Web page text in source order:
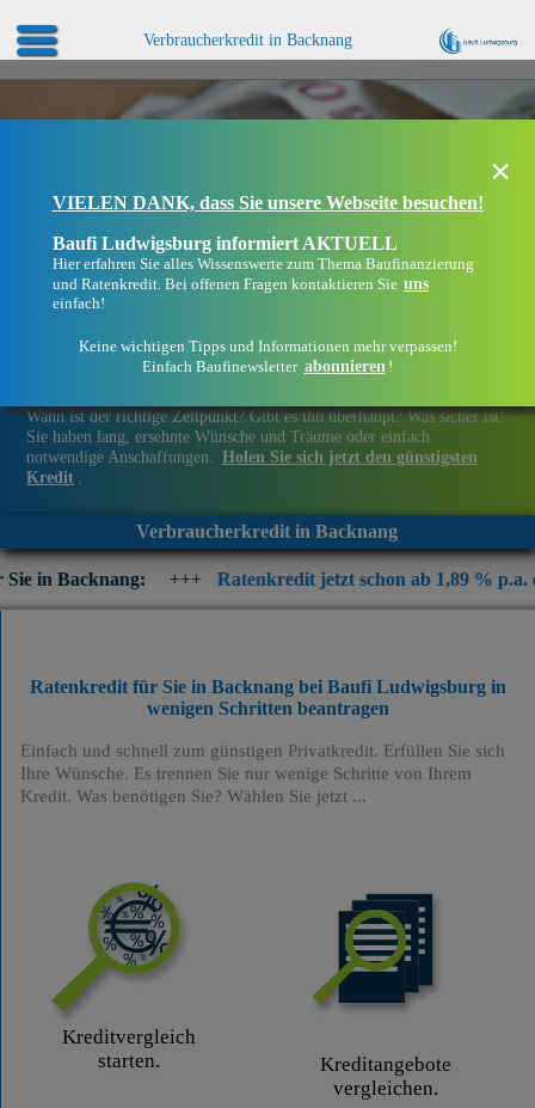
Verbraucherkredit in Backnang
Wann ist der richtige Zeitpunkt? Gibt es ihn überhaupt? Was sicher ist!
Sie haben lang, ersehnte Wünsche und Träume oder einfach
notwendige Anschaffungen. Holen Sie sich jetzt den günstigsten
Kredit .
Verbraucherkredit in Backnang
+++ Ratenkredit jetzt schon ab 1,89 % p.a. eff.
×
VIELEN DANK, dass Sie unsere Webseite besuchen!
Baufi Ludwigsburg informiert AKTUELL
Hier erfahren Sie alles Wissenswerte zum Thema Baufinanzierung
und Ratenkredit. Bei offenen Fragen kontaktieren Sie uns
einfach!
Keine wichtigen Tipps und Informationen mehr verpassen!
Einfach Baufinewsletter abonnieren !
Ratenkredit für Sie in Backnang bei Baufi Ludwigsburgin
wenigen Schritten beantragen
Einfach und schnell zum günstigen Privatkredit. Erfüllen Sie sich
Ihre Wünsche. Es trennen Sie nur wenige Schritte von Ihrem
Kredit. Was benötigen Sie? Wählen Sie jetzt ...
Kreditvergleich
starten.
Kreditangebote
vergleichen.